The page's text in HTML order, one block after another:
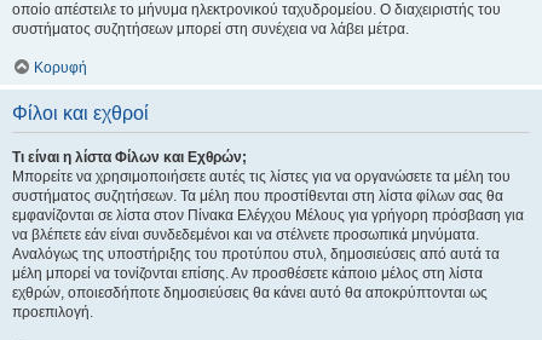
οποίο απέστειλε το μήνυμα ηλεκτρονικού ταχυδρομείου. Ο διαχειριστής του
συστήματος συζητήσεων μπορεί στη συνέχεια να λάβει μέτρα.
Κορυφή
Φίλοι και εχθροί
Τι είναι η λίστα Φίλων και Εχθρών;
Μπορείτε να χρησιμοποιήσετε αυτές τις λίστες για να οργανώσετε τα μέλη του
συστήματος συζητήσεων. Τα μέλη που προστίθενται στη λίστα φίλων σας θα
εμφανίζονται σε λίστα στον Πίνακα Ελέγχου Μέλους για γρήγορη πρόσβαση για
να βλέπετε εάν είναι συνδεδεμένοι και να στέλνετε προσωπικά μηνύματα.
Αναλόγως της υποστήριξης του προτύπου στυλ, δημοσιεύσεις από αυτά τα
μέλη μπορεί να τονίζονται επίσης. Αν προσθέσετε κάποιο μέλος στη λίστα
εχθρών, οποιεσδήποτε δημοσιεύσεις θα κάνει αυτό θα αποκρύπτονται ως
προεπιλογή.